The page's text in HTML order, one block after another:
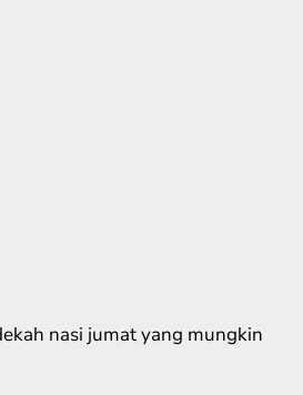
nasi jumat yang mungkin